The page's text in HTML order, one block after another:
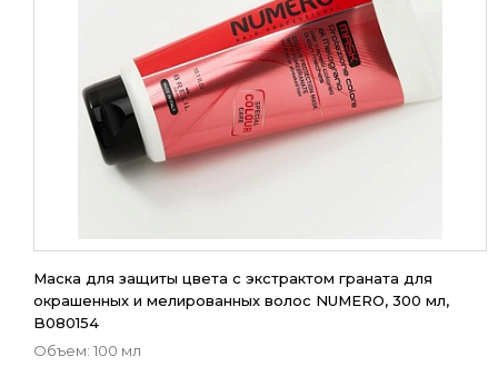
Маска для защиты цвета с экстрактом граната для
окрашенных и мелированных волос NUMERO, 300 мл,
B080154
Объем: 100 мл